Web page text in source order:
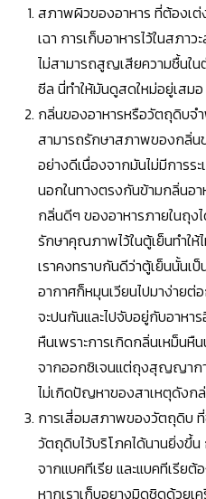
สภาพผิวของอาหาร ที่ต้องเต่
เฉา การเก็บอาหารไว้ในสภา
ไม่สามารถสูญเสียความชื้นใ
ซีล นี่ทำให้มันดูสดใหม่อยู่เสมอ
กลิ่นของอาหารหรือวัตถุดิบจ
สามารถรักษาสภาพของกลิ่น
อย่างดีเนื่องจากมันไม่มีการร
นอกในทางตรงกันข้ามกลิ่นอ
กลิ่นดีๆ ของอาหารภายในถุง
รักษาคุณภาพไว้ในตู้เย็นทำใ
เราคงทราบกันดีว่าตู้เย็นนั้นเ
อากาศก็หมุนเวียนไปมาง่าย
จะปนกันและไปจับอยู่กับอาหา
หืนเพราะการเกิดกลิ่นเหม็น
จากออกซิเจนแต่ถุงสุญญากา
ไม่เกิดปัญหาของสาเหตุดังก
การเสี่อมสภาพของวัตถุดิบ ที่
วัตถุดิบไว้บริโภคได้นานยิ่งขึ้
จากแบคทีเรีย และแบคทีเรีย
หากเราเก็บอยางมิดชิดด้วย